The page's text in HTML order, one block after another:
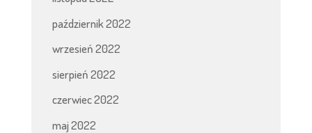
październik 2022
wrzesień 2022
sierpień 2022
czerwiec 2022
maj 2022